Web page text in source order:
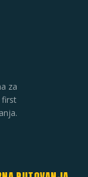
za
first